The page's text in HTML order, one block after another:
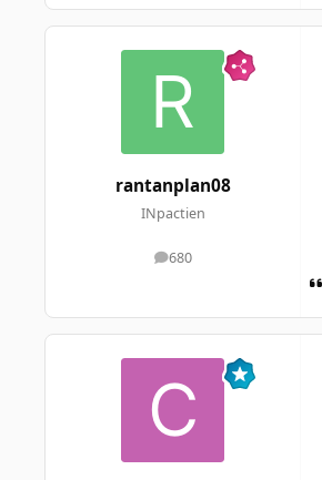
rantanplan08
INpactien
680
messages